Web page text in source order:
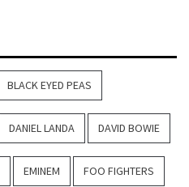
BLACK EYED PEAS
DANIEL LANDA DAVID BOWIE
EMINEM FOO FIGHTERS